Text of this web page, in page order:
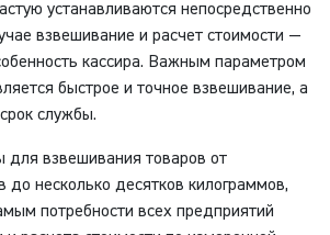
устанавливаются непосредственно
взвешивание и расчет стоимости —
кассира. Важным параметром
быстрое и точное взвешивание, а
службы.
для взвешивания товаров от
до несколько десятков килограммов,
потребности всех предприятий